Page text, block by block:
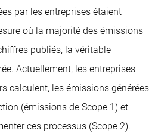
par les entreprises étaient
où la majorité des émissions
publiés, la véritable
Actuellement, les entreprises
calculent, les émissions générées
(émissions de Scope 1) et
ces processus (Scope 2).